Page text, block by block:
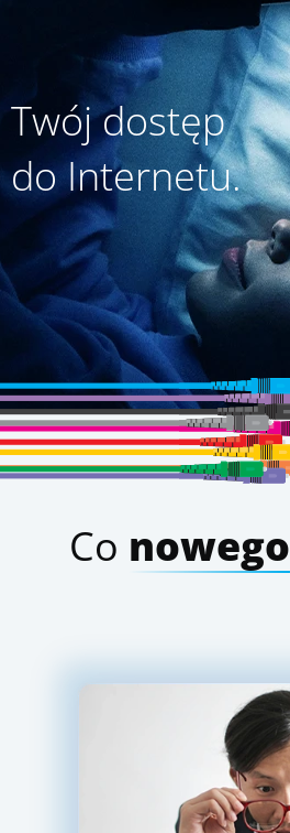
Twój dostęp
do Internetu.
Co nowego